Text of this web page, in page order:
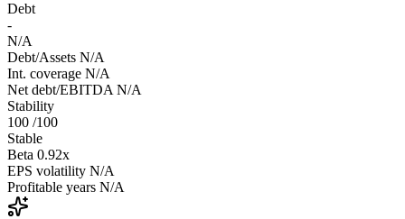
Debt
-
N/A
Debt/Assets N/A
Int. coverage N/A
Net debt/EBITDA N/A
Stability
100 /100
Stable
Beta 0.92x
EPS volatility N/A
Profitable years N/A